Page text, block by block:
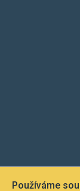
Používáme